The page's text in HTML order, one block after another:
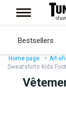
Bestsellers
Home page Art-
Sweatshirts Kids